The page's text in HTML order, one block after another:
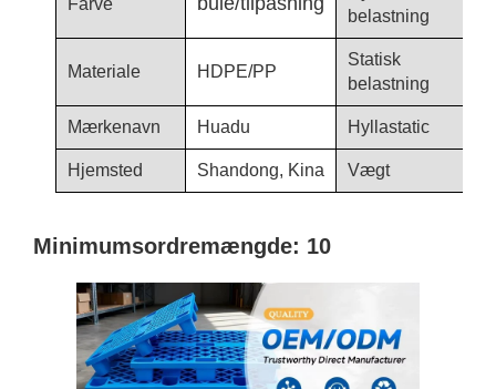
Farve
belastning
Materiale HDPE/PP
Statisk
belastning
Mærkenavn Huadu Hyllastatic
Hjemsted Shandong, Kina Vægt
Minimumsordremængde: 10